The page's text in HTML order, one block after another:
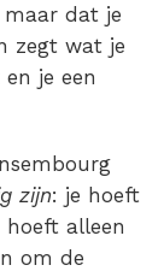
dat je
zegt wat je
je een
zijn: je hoeft
alleen
om de